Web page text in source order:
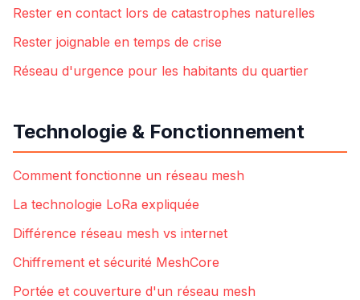
Rester en contact lors de catastrophes naturelles
Rester joignable en temps de crise
Réseau d'urgence pour les habitants du quartier
Technologie & Fonctionnement
Comment fonctionne un réseau mesh
La technologie LoRa expliquée
Différence réseau mesh vs internet
Chiffrement et sécurité MeshCore
Portée et couverture d'un réseau mesh